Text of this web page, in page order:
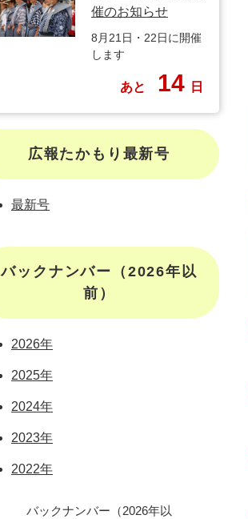
催のお知らせ
8月21日・22日に開催
します
あと 14 日
広報たかもり最新号
最新号
バックナンバー（2026年以
前）
2026年
2025年
2024年
2023年
2022年
バックナンバー（2026年以